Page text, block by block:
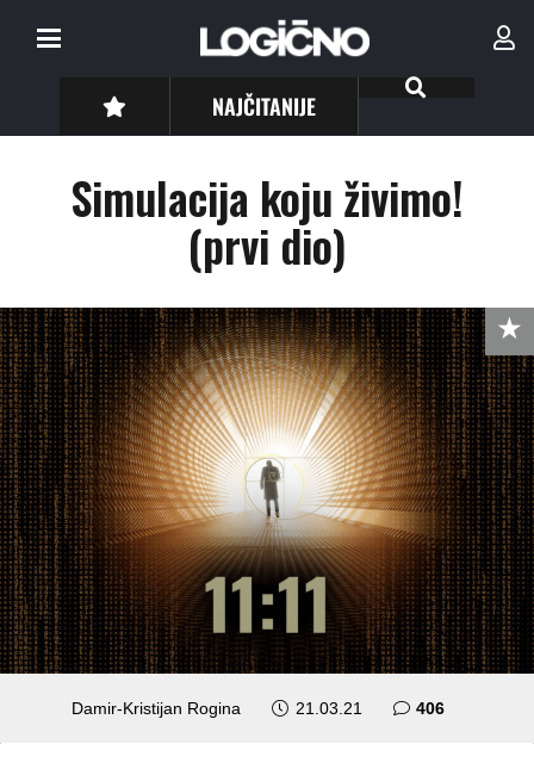
NAJČITANIJE
Simulacija koju živimo!
(prvi dio)
Damir-Kristijan Rogina 21.03.21 406komentara